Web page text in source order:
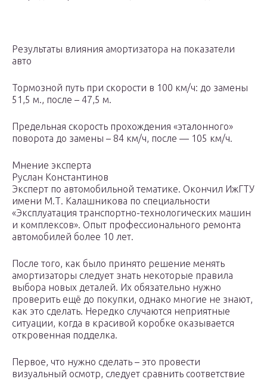
Результаты влияния амортизатора на показатели
авто
Тормозной путь при скорости в 100 км/ч: до замены
51,5 м., после – 47,5 м.
Предельная скорость прохождения «эталонного»
поворота до замены – 84 км/ч, после — 105 км/ч.
Мнение эксперта
Руслан Константинов
Эксперт по автомобильной тематике. Окончил ИжГТУ
имени М.Т. Калашникова по специальности
«Эксплуатация транспортно-технологических машин
и комплексов». Опыт профессионального ремонта
автомобилей более 10 лет.
После того, как было принято решение менять
амортизаторы следует знать некоторые правила
выбора новых деталей. Их обязательно нужно
проверить ещё до покупки, однако многие не знают,
как это сделать. Нередко случаются неприятные
ситуации, когда в красивой коробке оказывается
откровенная подделка.
Первое, что нужно сделать – это провести
визуальный осмотр, следует сравнить соответствие